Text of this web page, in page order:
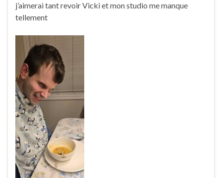
j’aimerai tant revoir Vicki et mon studio me manque
tellement